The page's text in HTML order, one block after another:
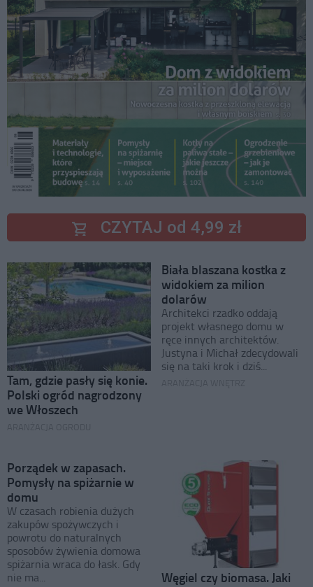
CZYTAJ od 4,99 zł
Tam, gdzie pasły się konie.
Polski ogród nagrodzony
we Włoszech
Biała blaszana kostka z
widokiem za milion
dolarów
Architekci rzadko oddają
projekt własnego domu w
ręce innych architektów.
Justyna i Michał zdecydowali
się na taki krok i dziś...
Porządek w zapasach.
Pomysły na spiżarnie w
domu
W czasach robienia dużych
zakupów spożywczych i
powrotu do naturalnych
sposobów żywienia domowa
spiżarnia wraca do łask. Gdy
nie ma...
Węgiel czy biomasa. Jaki